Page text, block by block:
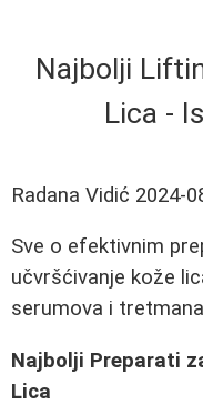
Najbolji
Lica -
Radana Vidić 2024-
Sve o efektivnim
učvršćivanje kože
serumova i
Najbolji Preparati
Lica